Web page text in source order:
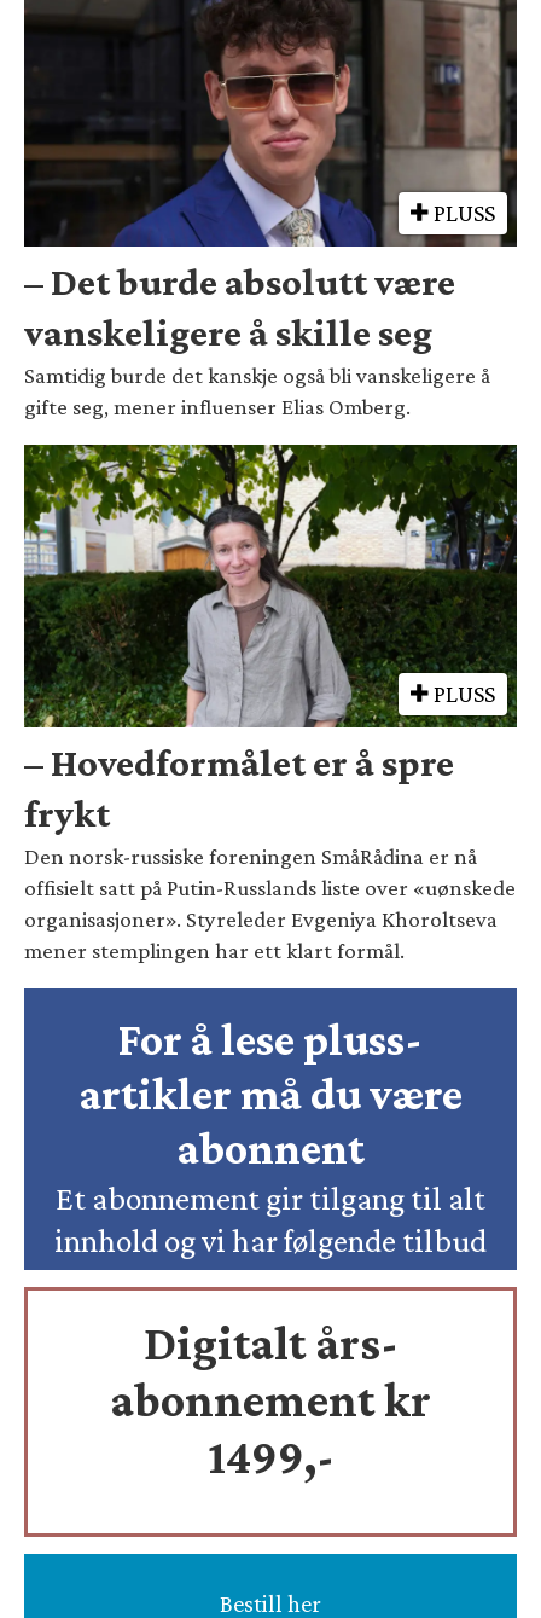
PLUSS
– Det burde absolutt være
vanskeligere å skille seg
Samtidig burde det kanskje også bli vanskeligere å
gifte seg, mener influenser Elias Omberg.
PLUSS
– Hovedformålet er å spre
frykt
Den norsk-russiske foreningen SmåRådina er nå
offisielt satt på Putin-Russlands liste over «uønskede
organisasjoner». Styreleder Evgeniya Khoroltseva
mener stemplingen har ett klart formål.
For å lese pluss-
artikler må du være
abonnent
Et abonnement gir tilgang til alt
innhold og vi har følgende tilbud
Digitalt års-
abonnement kr
1499,-
Bestill her